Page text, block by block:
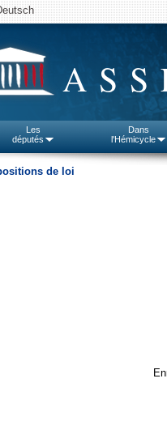
Les
députés
Dans
l'Hémicycle
de loi